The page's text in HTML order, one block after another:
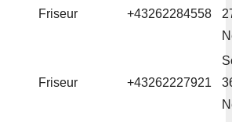
Friseur +43262284558
Friseur +43262227921